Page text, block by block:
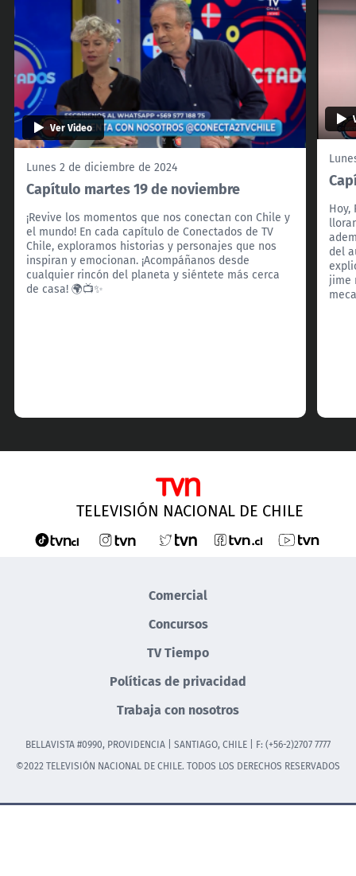
Ver Video
Lunes 2 de diciembre de 2024
Capítulo martes 19 de noviembre
¡Revive los momentos que nos conectan con Chile y
el mundo! En cada capítulo de Conectados de TV
Chile, exploramos historias y personajes que nos
inspiran y emocionan. ¡Acompáñanos desde
cualquier rincón del planeta y siéntete más cerca
de casa! 🌍📺✨
Hoy,
del
jime
TELEVISIÓN NACIONAL DE CHILE
Comercial
Concursos
TV Tiempo
Políticas de privacidad
Trabaja con nosotros
BELLAVISTA #0990, PROVIDENCIA | SANTIAGO, CHILE | F: (+56-2)2707 7777
©2022 TELEVISIÓN NACIONAL DE CHILE. TODOS LOS DERECHOS RESERVADOS